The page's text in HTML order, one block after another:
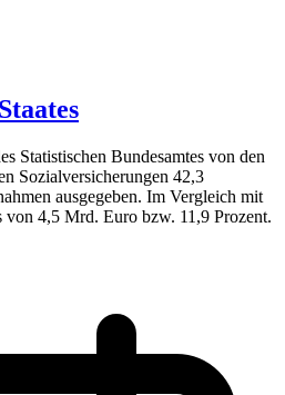
Statistischen Bundesamtes von den
Sozialversicherungen 42,3
ausgegeben. Im Vergleich mit
von 4,5 Mrd. Euro bzw. 11,9 Prozent.